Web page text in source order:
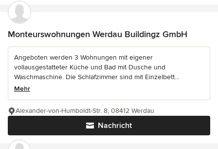
Monteurswohnungen Werdau Buildingz GmbH
Angeboten werden 3 Wohnungen mit eigener
vollausgestatteter Küche und Bad mit Dusche und
Waschmaschine. Die Schlafzimmer sind mit Einzelbett...
Mehr
Nachricht
Alexander-von-Humboldt-Str. 8, 08412 Werdau